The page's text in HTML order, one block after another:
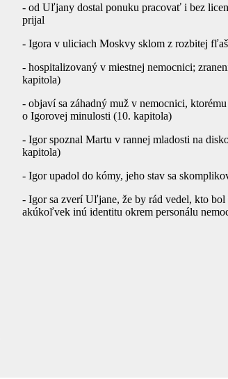
- od Uľjany dostal ponuku pracovať i bez
prijal
- Igora v uliciach Moskvy sklom z rozbitej
- hospitalizovaný v miestnej nemocnici;
kapitola)
- objaví sa záhadný muž v nemocnici,
o Igorovej minulosti (10. kapitola)
- Igor spoznal Martu v rannej mladosti na
kapitola)
- Igor upadol do kómy, jeho stav sa
- Igor sa zverí Uľjane, že by rád vedel, kto
akúkoľvek inú identitu okrem personálu